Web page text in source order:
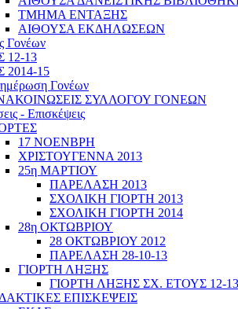
ΤΜΗΜΑ ΕΝΤΑΞΗΣ
ΑΙΘΟΥΣΑ ΕΚΔΗΛΩΣΕΩΝ
Γονέων
12-13
2014-15
Γονέων
ΣΥΛΛΟΓΟΥ ΓΟΝΕΩΝ
- Επισκέψεις
17 ΝΟΕΝΒΡΗ
ΧΡΙΣΤΟΥΓΕΝΝΑ 2013
25η ΜΑΡΤΙΟΥ
ΠΑΡΕΛΑΣΗ 2013
ΣΧΟΛΙΚΗ ΓΙΟΡΤΗ 2013
ΣΧΟΛΙΚΗ ΓΙΟΡΤΗ 2014
28η ΟΚΤΩΒΡΙΟΥ
28 ΟΚΤΩΒΡΙΟΥ 2012
ΠΑΡΕΛΑΣΗ 28-10-13
ΓΙΟΡΤΗ ΛΗΞΗΣ
ΓΙΟΡΤΗ ΛΗΞΗΣ ΣΧ. ΕΤΟΥΣ 12-13
ΕΠΙΣΚΕΨΕΙΣ